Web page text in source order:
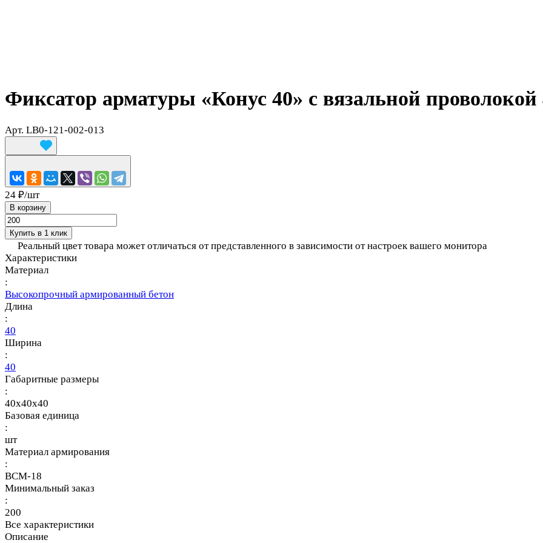
Фиксатор арматуры «Конус 40» с вязальной проволокой
Арт. LB0-121-002-013
24 ₽/шт
В корзину
Купить в 1 клик
Реальный цвет товара может отличаться от представленного в зависимости от настроек вашего монитора
Характеристики
Материал
:
Высокопрочный армированный бетон
Длина
:
40
Ширина
:
40
Габаритные размеры
:
40x40x40
Базовая единица
:
шт
Материал армирования
:
ВСМ-18
Минимальный заказ
:
200
Все характеристики
Описание